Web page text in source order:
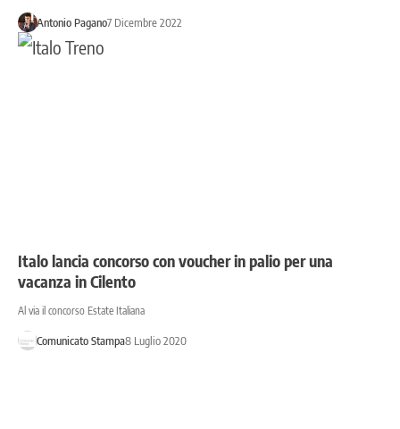
Antonio Pagano7 Dicembre 2022
Italo lancia concorso con voucher in palio per una
vacanza in Cilento
Al via il concorso Estate Italiana
Comunicato Stampa8 Luglio 2020